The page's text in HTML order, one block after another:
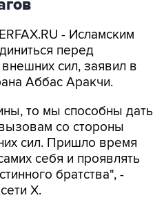
- Исламским
перед
сил, заявил в
Аббас Аракчи.
то мы способны дать
со стороны
сил. Пришло время
себя и проявлять
братства", -
Х.